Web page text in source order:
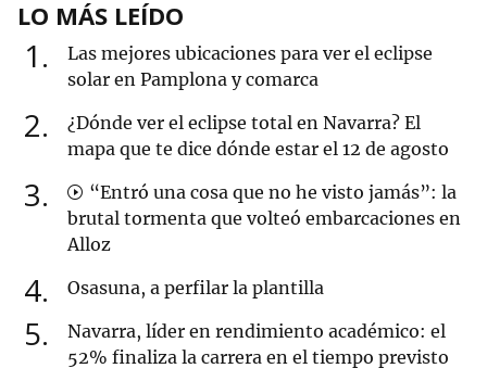
LO MÁS LEÍDO
1
Las mejores ubicaciones para ver el eclipse
solar en Pamplona y comarca
2
¿Dónde ver el eclipse total en Navarra? El
mapa que te dice dónde estar el 12 de agosto
3
“Entró una cosa que no he visto jamás”: la
brutal tormenta que volteó embarcaciones en
Alloz
4 Osasuna, a perfilar la plantilla
5
Navarra, líder en rendimiento académico: el
52% finaliza la carrera en el tiempo previsto